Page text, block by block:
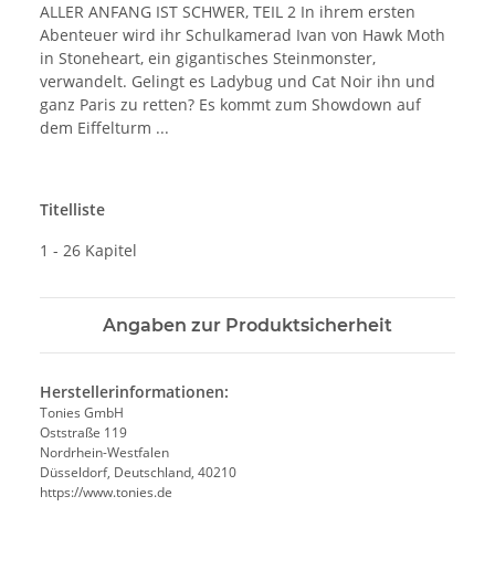
ALLER ANFANG IST SCHWER, TEIL 2 In ihrem ersten
Abenteuer wird ihr Schulkamerad Ivan von Hawk Moth
in Stoneheart, ein gigantisches Steinmonster,
verwandelt. Gelingt es Ladybug und Cat Noir ihn und
ganz Paris zu retten? Es kommt zum Showdown auf
dem Eiffelturm ...
Titelliste
1 - 26 Kapitel
Angaben zur Produktsicherheit
Herstellerinformationen:
Tonies GmbH
Oststraße 119
Nordrhein-Westfalen
Düsseldorf, Deutschland, 40210
https://www.tonies.de